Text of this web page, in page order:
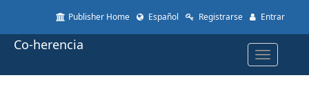
to
page
Main
Publisher Home Español Registrarse Entrar
Toggle
Co-herencia